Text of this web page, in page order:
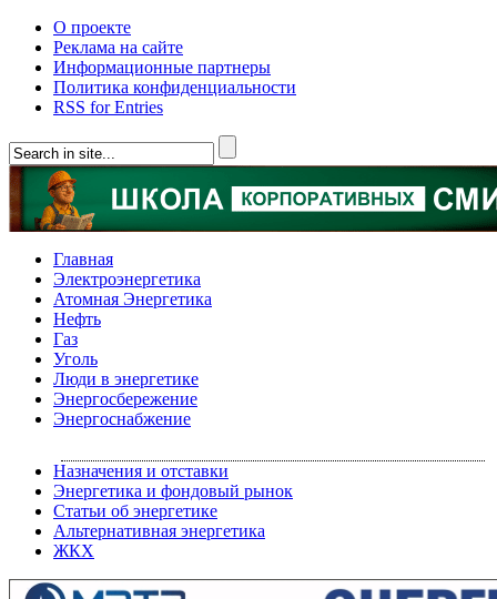
О проекте
Реклама на сайте
Информационные партнеры
Политика конфиденциальности
RSS for Entries
Главная
Электроэнергетика
Атомная Энергетика
Нефть
Газ
Уголь
Люди в энергетике
Энергосбережение
Энергоснабжение
Назначения и отставки
Энергетика и фондовый рынок
Статьи об энергетике
Альтернативная энергетика
ЖКХ